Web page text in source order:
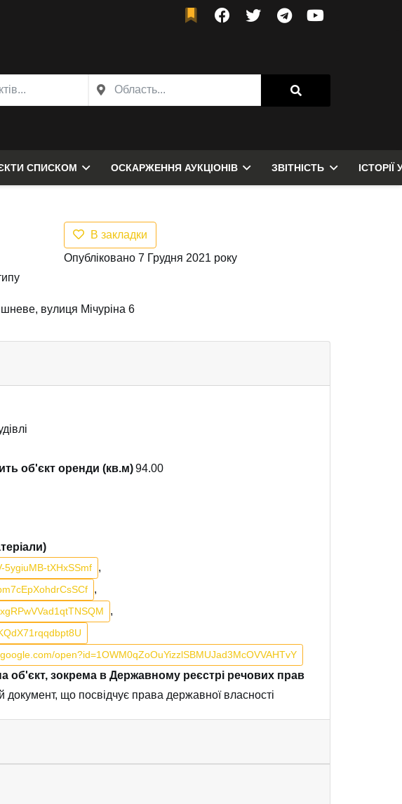
СПИСКОМ ОСКАРЖЕННЯ АУКЦІОНІВ ЗВІТНІСТЬ ІСТОРІЇ
В закладки
Опубліковано 7 Грудня 2021 року
вулиця Мічуріна 6
об'єкт оренди (кв.м) 94.00
5ygiuMB-tXHxSSmf ,
,
,
open?id=1OWM0qZoOuYizzlSBMUJad3McOVVAHTvY
об'єкт, зокрема в Державному реєстрі речових прав
документ, що посвідчує права державної власності